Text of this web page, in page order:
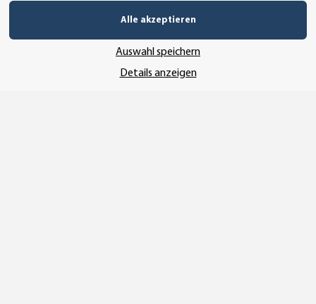
UNSER VERSANDDIENSTLEISTER
Alle akzeptieren
Auswahl speichern
Details anzeigen